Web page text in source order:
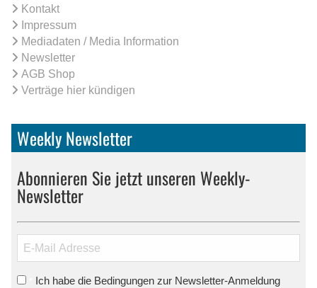
Kontakt
Impressum
Mediadaten / Media Information
Newsletter
AGB Shop
Verträge hier kündigen
Weekly Newsletter
Abonnieren Sie jetzt unseren Weekly-
Newsletter
Ich habe die Bedingungen zur Newsletter-Anmeldung